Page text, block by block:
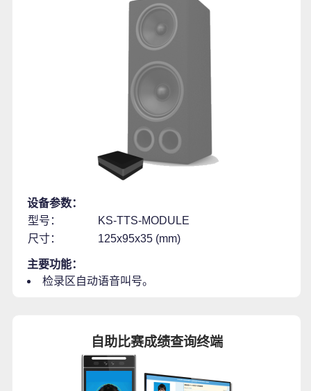
设备参数：
型号：
KS-TTS-MODULE
尺寸：
125x95x35 (mm)
主要功能：
检录区自动语音叫号。
自助比赛成绩查询终端